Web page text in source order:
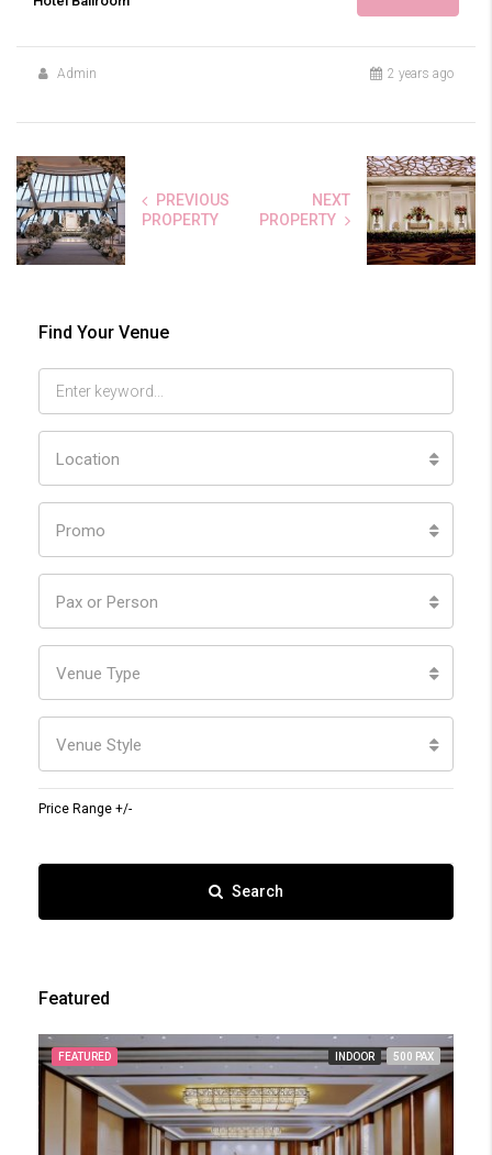
Admin 2 years ago
PREVIOUS
PROPERTY
NEXT
PROPERTY
Find Your Venue
Location
Promo
Pax or Person
Venue Type
Venue Style
Price Range +/-
Search
Featured
FEATURED INDOOR 500 PAX